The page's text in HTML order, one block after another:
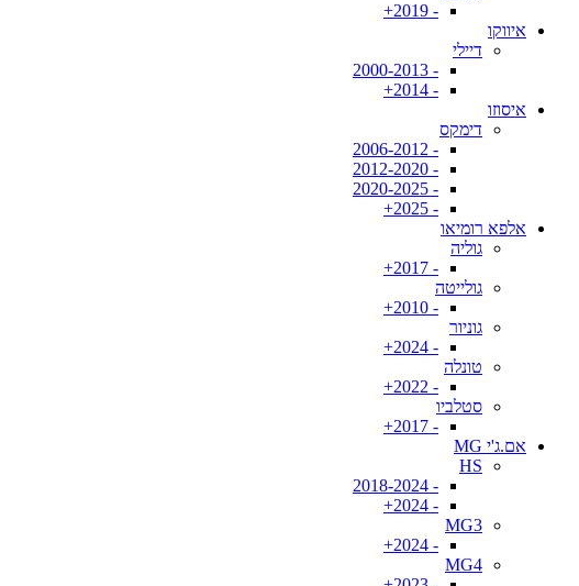
- 2019+
איווקו
דיילי
- 2000-2013
- 2014+
איסוזו
דימקס
- 2006-2012
- 2012-2020
- 2020-2025
- 2025+
אלפא רומיאו
גוליה
- 2017+
גולייטה
- 2010+
גוניור
- 2024+
טונלה
- 2022+
סטלביו
- 2017+
אם.ג'י MG
HS
- 2018-2024
- 2024+
MG3
- 2024+
MG4